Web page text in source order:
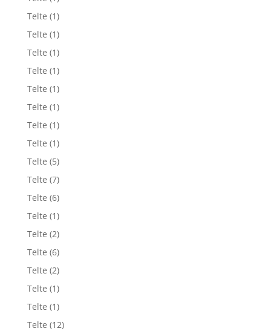
Telte (1)
Telte (1)
Telte (1)
Telte (1)
Telte (1)
Telte (1)
Telte (1)
Telte (1)
Telte (5)
Telte (7)
Telte (6)
Telte (1)
Telte (2)
Telte (6)
Telte (2)
Telte (1)
Telte (1)
Telte (12)